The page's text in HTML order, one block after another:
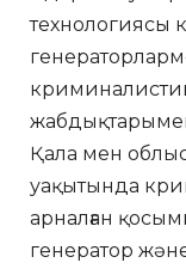
технологиясы
Қала мен облыс
уақытында
арналған
генератор